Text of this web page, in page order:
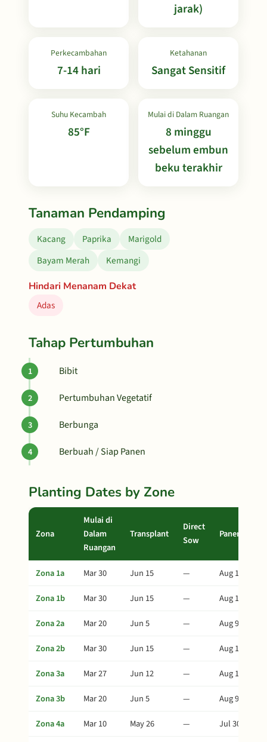
jarak)
Perkecambahan
7-14 hari
Ketahanan
Sangat Sensitif
Suhu Kecambah
85°F
Mulai di Dalam Ruangan
8 minggu
sebelum embun
beku terakhir
Tanaman Pendamping
Kacang Paprika
Marigold
Bayam Merah
Kemangi
Hindari Menanam Dekat
Adas
Tahap Pertumbuhan
Bibit
Pertumbuhan Vegetatif
Berbunga
Berbuah / Siap Panen
Planting Dates by Zone
Zona
Mulai di
Dalam
Ruangan
Transplant
Direct
Sow
Panen
Zona 1a Mar 30 Jun 15 —
Aug 19
Zona 1b
Mar 30 Jun 15 —
Aug 19
Zona 2a
Mar 20 Jun 5 —
Aug 9
Zona 2b
Mar 30 Jun 15 —
Aug 19
Zona 3a
Mar 27 Jun 12 —
Aug 16
Zona 3b
Mar 20 Jun 5 —
Aug 9
Zona 4a
Mar 10 May 26 —
Jul 30